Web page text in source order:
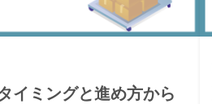
イミングと進め方から